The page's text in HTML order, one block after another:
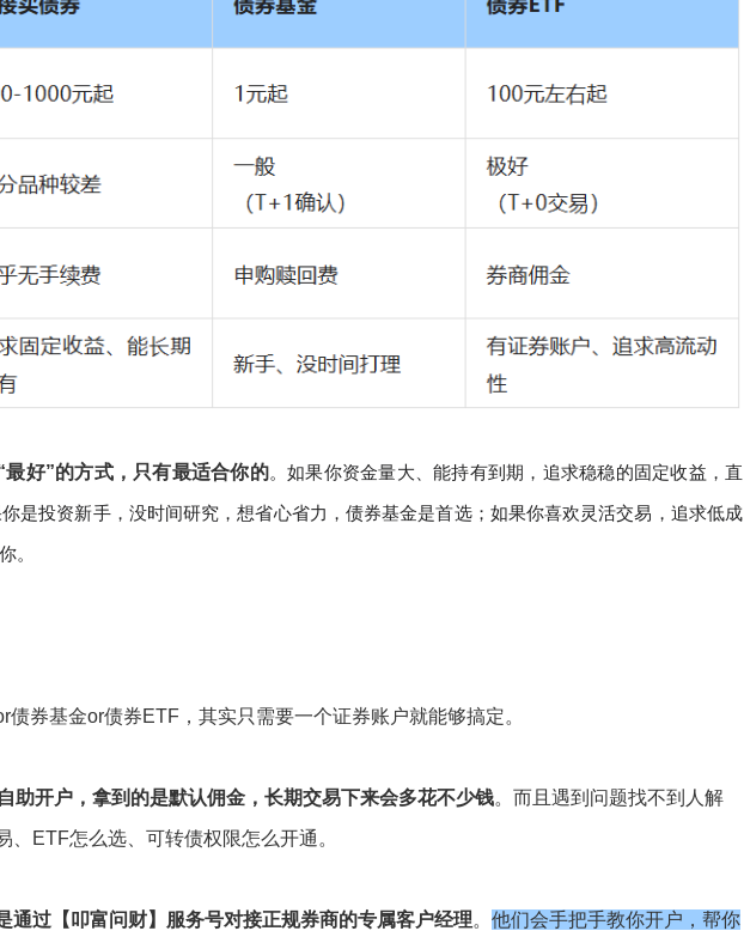
好”的方式，只有最适合你的。如果你资金量大、能持有到期，追求稳稳的固定收益，直
是投资新手，没时间研究，想省心省力，债券基金是首选；如果你喜欢灵活交易，追求低成
。
债券基金or债券ETF，其实只需要一个证券账户就能够搞定。
助开户，拿到的是默认佣金，长期交易下来会多花不少钱。而且遇到问题找不到人解
、ETF怎么选、可转债权限怎么开通。
通过【叩富问财】服务号对接正规券商的专属客户经理。 他们会手把手教你开户，帮你